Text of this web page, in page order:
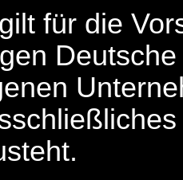
für die